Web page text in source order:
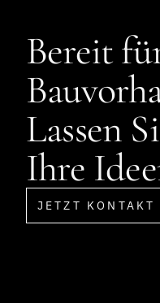
Bereit
Lassen
Ihre
JETZT KONTAKT